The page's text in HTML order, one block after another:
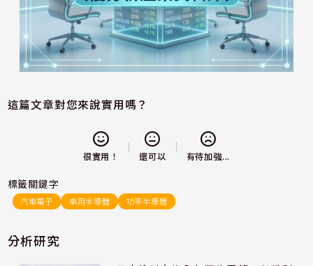
這篇文章對您來說實用嗎？
很實用！ 還可以 有待加強...
標籤關鍵字
汽車電子 車用半導體 功率半導體
分析研究